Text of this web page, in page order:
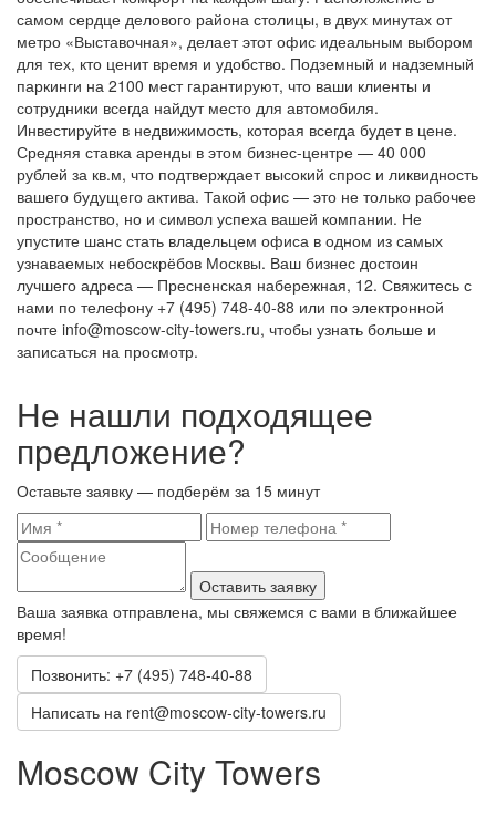
самом сердце делового района столицы, в двух минутах от
метро «Выставочная», делает этот офис идеальным выбором
для тех, кто ценит время и удобство. Подземный и надземный
паркинги на 2100 мест гарантируют, что ваши клиенты и
сотрудники всегда найдут место для автомобиля.
Инвестируйте в недвижимость, которая всегда будет в цене.
Средняя ставка аренды в этом бизнес-центре — 40 000
рублей за кв.м, что подтверждает высокий спрос и ликвидность
вашего будущего актива. Такой офис — это не только рабочее
пространство, но и символ успеха вашей компании. Не
упустите шанс стать владельцем офиса в одном из самых
узнаваемых небоскрёбов Москвы. Ваш бизнес достоин
лучшего адреса — Пресненская набережная, 12. Свяжитесь с
нами по телефону +7 (495) 748-40-88 или по электронной
почте info@moscow-city-towers.ru, чтобы узнать больше и
записаться на просмотр.
Не нашли подходящее
предложение?
Оставьте заявку — подберём за 15 минут
Оставить заявку
Ваша заявка отправлена, мы свяжемся с вами в ближайшее
время!
Позвонить: +7 (495) 748-40-88
Написать на rent@moscow-city-towers.ru
Moscow City Towers